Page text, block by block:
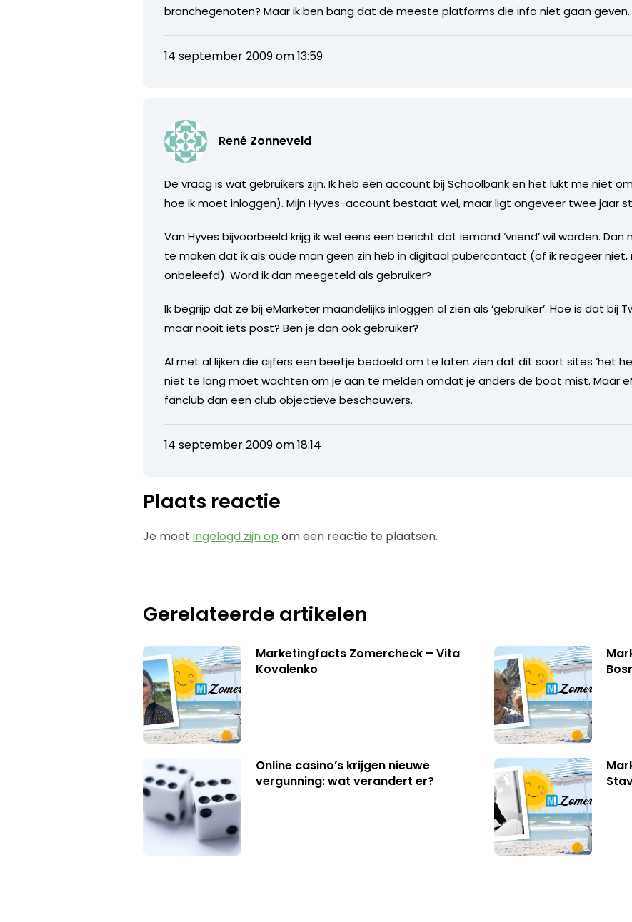
branchegenoten? Maar ik ben bang dat de meeste platforms die info niet gaan
14 september 2009 om 13:59
René Zonneveld
De vraag is wat gebruikers zijn. Ik heb een account bij Schoolbank en het lukt me niet
hoe ik moet inloggen). Mijn Hyves-account bestaat wel, maar ligt ongeveer twee jaar
Van Hyves bijvoorbeeld krijg ik wel eens een bericht dat iemand ‘vriend’ wil worden.
te maken dat ik als oude man geen zin heb in digitaal pubercontact (of ik reageer niet,
onbeleefd). Word ik dan meegeteld als gebruiker?
Ik begrijp dat ze bij eMarketer maandelijks inloggen al zien als ‘gebruiker’. Hoe is dat bij
maar nooit iets post? Ben je dan ook gebruiker?
Al met al lijken die cijfers een beetje bedoeld om te laten zien dat dit soort sites ‘het
niet te lang moet wachten om je aan te melden omdat je anders de boot mist. Maar
fanclub dan een club objectieve beschouwers.
14 september 2009 om 18:14
Plaats reactie
Je moetingelogd zijn op om een reactie te plaatsen.
Gerelateerde artikelen
Marketingfacts Zomercheck – Vita
Kovalenko
Online casino’s krijgen nieuwe
vergunning: wat verandert er?